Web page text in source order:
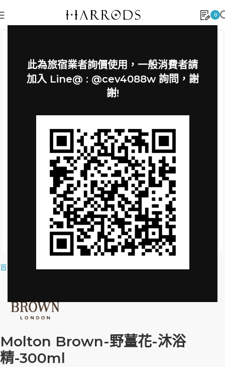
此為旅宿業者詢價使用，一般消費者請
加入 Line@ : @cev4088w 詢問，謝
謝!
0
Click to enlarge
首頁
Molton Brown-野薑花-沐浴
精-300ml